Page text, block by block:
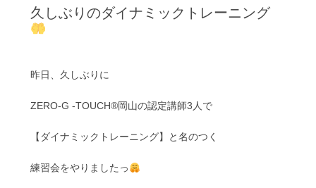
久しぶりのダイナミックトレーニング
昨日、久しぶりに
ZERO-G -TOUCH®︎岡山の認定講師3人で
【ダイナミックトレーニング】と名のつく
練習会をやりましたっ